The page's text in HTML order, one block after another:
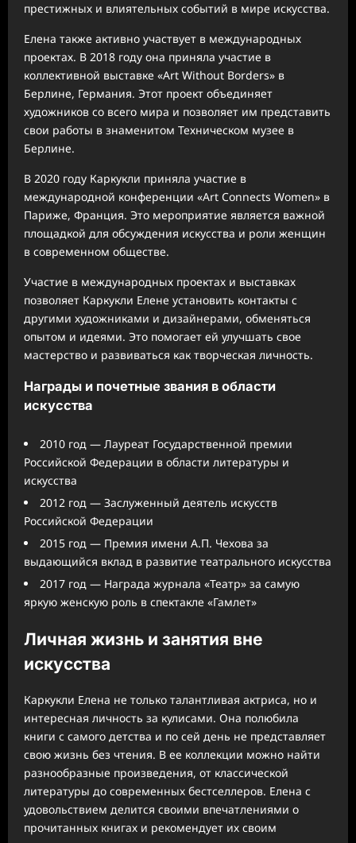
престижных и влиятельных событий в мире искусства.
Елена также активно участвует в международных
проектах. В 2018 году она приняла участие в
коллективной выставке «Art Without Borders» в
Берлине, Германия. Этот проект объединяет
художников со всего мира и позволяет им представить
свои работы в знаменитом Техническом музее в
Берлине.
В 2020 году Каркукли приняла участие в
международной конференции «Art Connects Women» в
Париже, Франция. Это мероприятие является важной
площадкой для обсуждения искусства и роли женщин
в современном обществе.
Участие в международных проектах и выставках
позволяет Каркукли Елене установить контакты с
другими художниками и дизайнерами, обменяться
опытом и идеями. Это помогает ей улучшать свое
мастерство и развиваться как творческая личность.
Награды и почетные звания в области
искусства
2010 год — Лауреат Государственной премии
Российской Федерации в области литературы и
искусства
2012 год — Заслуженный деятель искусств
Российской Федерации
2015 год — Премия имени А.П. Чехова за
выдающийся вклад в развитие театрального искусства
2017 год — Награда журнала «Театр» за самую
яркую женскую роль в спектакле «Гамлет»
Личная жизнь и занятия вне
искусства
Каркукли Елена не только талантливая актриса, но и
интересная личность за кулисами. Она полюбила
книги с самого детства и по сей день не представляет
свою жизнь без чтения. В ее коллекции можно найти
разнообразные произведения, от классической
литературы до современных бестселлеров. Елена с
удовольствием делится своими впечатлениями о
прочитанных книгах и рекомендует их своим